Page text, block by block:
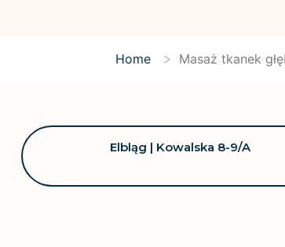
Home > Masaż tkanek
Elbląg | Kowalska 8-9/A